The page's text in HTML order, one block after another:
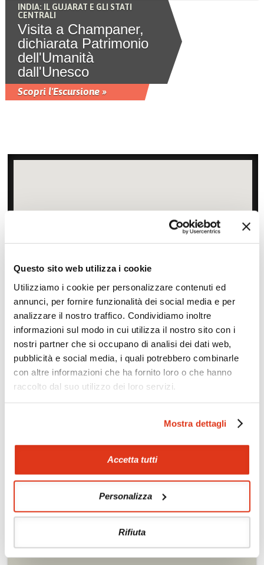
Questo sito web utilizza i cookie
Utilizziamo i cookie per personalizzare contenuti ed
annunci, per fornire funzionalità dei social media e per
analizzare il nostro traffico. Condividiamo inoltre
informazioni sul modo in cui utilizza il nostro sito con i
nostri partner che si occupano di analisi dei dati web,
pubblicità e social media, i quali potrebbero combinarle
con altre informazioni che ha fornito loro o che hanno
raccolto dal suo utilizzo dei loro servizi.
Mostra dettagli
Accetta tutti
Personalizza
Rifiuta
INDIA: IL GUJARAT E GLI STATI
CENTRALI
Visita a Champaner,
dichiarata Patrimonio
dell'Umanità
dall'Unesco
Scopri l'Escursione »
Minimize map
Offerte
Quotazioni di alcune proposte di viaggio, modificabili su
Scopri i prezzi »
Itinerari naturalistici e
Bharwad – ultimi nomadi)